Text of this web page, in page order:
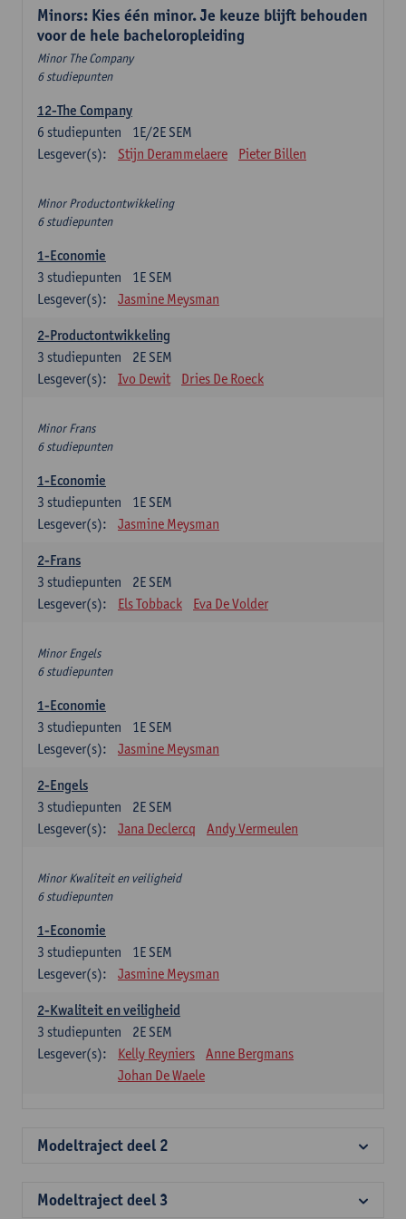
Minors: Kies één minor. Je keuze blijft behouden
voor de hele bacheloropleiding
Minor The Company
6 studiepunten
12-The Company
1E/2E SEM
6 studiepunten
Lesgever(s):
Stijn Derammelaere Pieter Billen
Minor Productontwikkeling
6 studiepunten
1-Economie
1E SEM
3 studiepunten
Lesgever(s):
Jasmine Meysman
2-Productontwikkeling
2E SEM
3 studiepunten
Lesgever(s):
Ivo Dewit Dries De Roeck
Minor Frans
6 studiepunten
1-Economie
1E SEM
3 studiepunten
Lesgever(s):
Jasmine Meysman
2-Frans
2E SEM
3 studiepunten
Lesgever(s):
Els Tobback Eva De Volder
Minor Engels
6 studiepunten
1-Economie
1E SEM
3 studiepunten
Lesgever(s):
Jasmine Meysman
2-Engels
2E SEM
3 studiepunten
Lesgever(s):
Jana Declercq Andy Vermeulen
Minor Kwaliteit en veiligheid
6 studiepunten
1-Economie
1E SEM
3 studiepunten
Lesgever(s):
Jasmine Meysman
2-Kwaliteit en veiligheid
2E SEM
3 studiepunten
Lesgever(s):
Kelly Reyniers
Anne Bergmans
Johan De Waele
Modeltraject deel 2
Modeltraject deel 3